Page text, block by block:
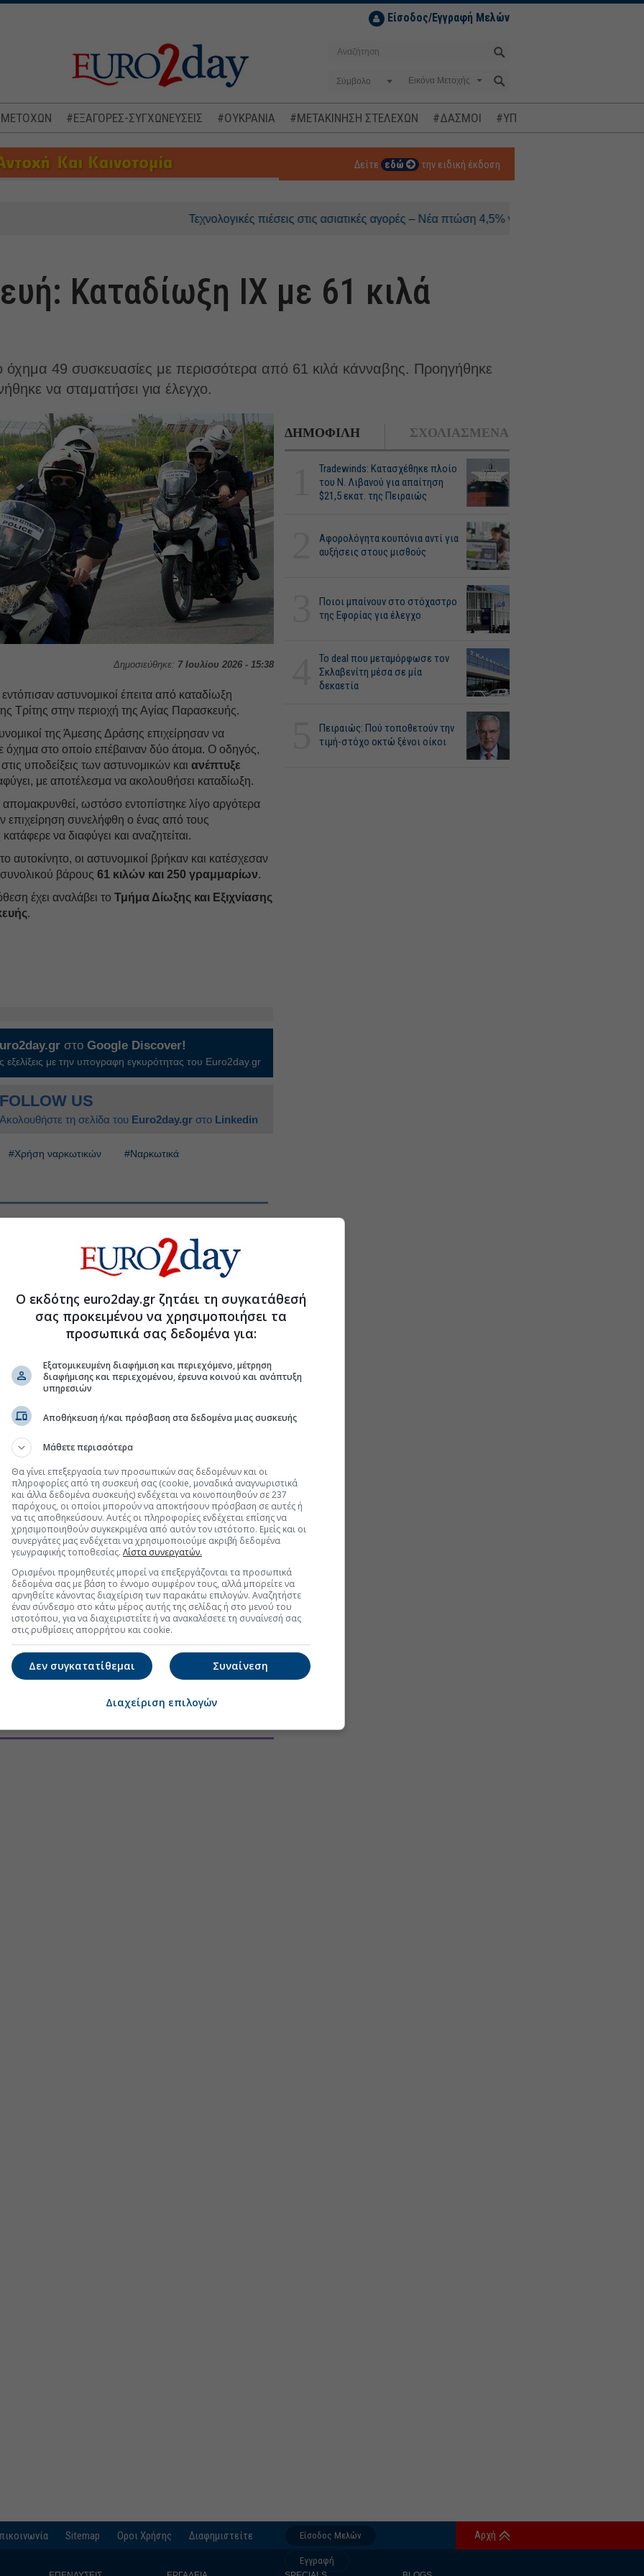
Είσοδος/Εγγραφή Μελών
Σύμβολο
ΜΕΤΟΧΩΝ #ΕΞΑΓΟΡΕΣ-ΣΥΓΧΩΝΕΥΣΕΙΣ #ΟΥΚΡΑΝΙΑ #ΜΕΤΑΚΙΝΗΣΗ ΣΤΕΛΕΧΩΝ #ΔΑΣΜΟΙ #ΥΠΟΚΛΟΠΕΣ
Δείτε εδώ την ειδική έκδοση
Τεχνολογικές πιέσεις στις ασιατικές αγορές – Νέα πτώση 4,5% για τον Kospi
Καταδίωξη ΙΧ με 61 κιλά
όχημα 49 συσκευασίες με περισσότερα από 61 κιλά κάνναβης. Προηγήθηκε
να σταματήσει για έλεγχο.
Δημοσιεύθηκε: 7 Ιουλίου 2026 - 15:38
εντόπισαν αστυνομικοί έπειτα από καταδίωξη
Τρίτης στην περιοχή της Αγίας Παρασκευής.
της Άμεσης Δράσης επιχείρησαν να
όχημα στο οποίο επέβαιναν δύο άτομα. Ο οδηγός,
υποδείξεις των αστυνομικών καιανέπτυξε
με αποτέλεσμα να ακολουθήσει καταδίωξη.
ωστόσο εντοπίστηκε λίγο αργότερα
επιχείρηση συνελήφθη ο ένας από τους
να διαφύγει και αναζητείται.
αυτοκίνητο, οι αστυνομικοί βρήκαν και κατέσχεσαν
βάρους61 κιλών και 250 γραμμαρίων.
έχει αναλάβει τοΤμήμα Δίωξης και Εξιχνίασης
.
στοGoogle Discover!
εξελίξεις με την υπογραφη εγκυρότητας του Euro2day.gr
FOLLOW US
Ακολουθήστε τη σελίδα του Euro2day.gr στο Linkedin
#Χρήση ναρκωτικών #Ναρκωτικά
πλοιοκτήτη που κατηγορείται για
καλλιέργειας κάνναβης
για την πυρκαγιά που ξεκίνησε
πολυτελών αντικειμένων αξίας €75.000
στο Discover
ΔΗΜΟΦΙΛΗ ΣΧΟΛΙΑΣΜΕΝΑ
Tradewinds: Κατασχέθηκε πλοίο
του Ν. Λιβανού για απαίτηση
$21,5 εκατ. της Πειραιώς
Αφορολόγητα κουπόνια αντί για
αυξήσεις στους μισθούς
Ποιοι μπαίνουν στο στόχαστρο
της Εφορίας για έλεγχο
Το deal που μεταμόρφωσε τον
Σκλαβενίτη μέσα σε μία
δεκαετία
Πειραιώς: Πού τοποθετούν την
τιμή-στόχο οκτώ ξένοι οίκοι
Sitemap Οροι Χρήσης Διαφημιστείτε Είσοδος Μελών
Εγγραφή
Αρχή
Ο εκδότης euro2day.gr ζητάει τη συγκατάθεσή
σας προκειμένου να χρησιμοποιήσει τα
προσωπικά σας δεδομένα για:
Εξατομικευμένη διαφήμιση και περιεχόμενο, μέτρηση
διαφήμισης και περιεχομένου, έρευνα κοινού και ανάπτυξη
υπηρεσιών
Αποθήκευση ή/και πρόσβαση στα δεδομένα μιας συσκευής
Μάθετε περισσότερα
Θα γίνει επεξεργασία των προσωπικών σας δεδομένων και οι
πληροφορίες από τη συσκευή σας (cookie, μοναδικά αναγνωριστικά
και άλλα δεδομένα συσκευής) ενδέχεται να κοινοποιηθούν σε 237
παρόχους, οι οποίοι μπορούν να αποκτήσουν πρόσβαση σε αυτές ή
να τις αποθηκεύσουν. Αυτές οι πληροφορίες ενδέχεται επίσης να
χρησιμοποιηθούν συγκεκριμένα από αυτόν τον ιστότοπο. Εμείς και οι
συνεργάτες μας ενδέχεται να χρησιμοποιούμε ακριβή δεδομένα
γεωγραφικής τοποθεσίας. Λίστα συνεργατών.
Ορισμένοι προμηθευτές μπορεί να επεξεργάζονται τα προσωπικά
δεδομένα σας με βάση το έννομο συμφέρον τους, αλλά μπορείτε να
αρνηθείτε κάνοντας διαχείριση των παρακάτω επιλογών. Αναζητήστε
έναν σύνδεσμο στο κάτω μέρος αυτής της σελίδας ή στο μενού του
ιστοτόπου, για να διαχειριστείτε ή να ανακαλέσετε τη συναίνεσή σας
στις ρυθμίσεις απορρήτου και cookie.
Συναίνεση
Δεν συγκατατίθεμαι
Διαχείριση επιλογών